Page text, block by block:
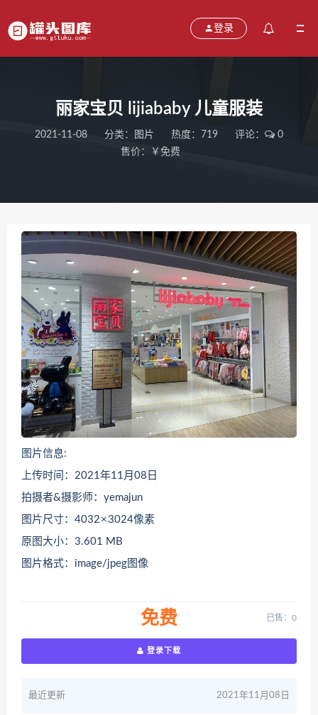
登录
丽家宝贝 lijiababy 儿童服装
2021-11-08 分类： 图片 热度：719 评论：
0
售价：￥免费
图片信息:
上传时间：2021年11月08日
拍摄者&摄影师：yemajun
图片尺寸：4032 × 3024像素
原图大小：3.601 MB
图片格式：image/jpeg图像
免费 已售：0
登录下载
最近更新 2021年11月08日